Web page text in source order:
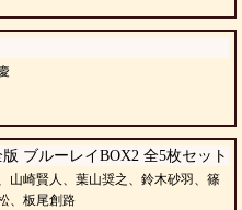
ブルーレイBOX2 全5枚セット
山崎賢人、葉山奨之、鈴木砂羽、篠
、板尾創路